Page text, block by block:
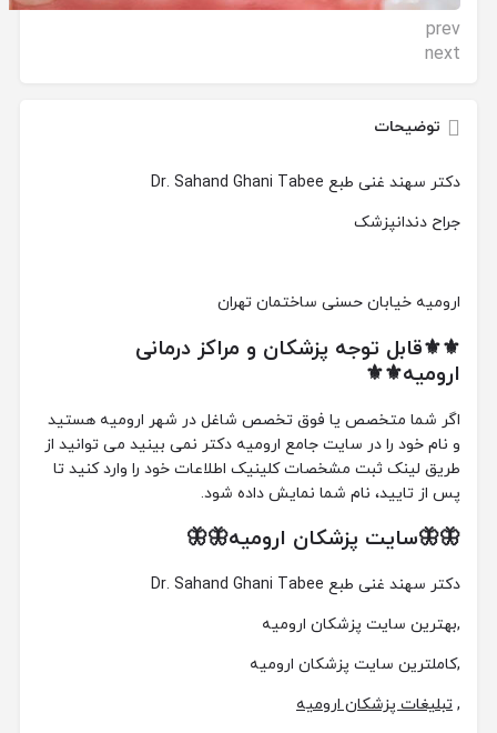
prev
next
توضیحات
دکتر سهند غنی طبع Dr. Sahand Ghani Tabee
جراح دندانپزشک
ارومیه خیابان حسنی ساختمان تهران
⚜️⚜️قابل توجه پزشکان و مراکز درمانی
ارومیه⚜️⚜️
اگر شما متخصص یا فوق تخصص شاغل در شهر ارومیه هستید
و نام خود را در سایت جامع ارومیه دکتر نمی بینید می توانید از
طریق لینک ثبت مشخصات کلینیک اطلاعات خود را وارد کنید تا
پس از تایید، نام شما نمایش داده شود.
🦋🦋سایت پزشکان ارومیه🦋🦋
دکتر سهند غنی طبع Dr. Sahand Ghani Tabee
,بهترین سایت پزشکان ارومیه
,کاملترین سایت پزشکان ارومیه
, تبلیغات پزشکان ارومیه